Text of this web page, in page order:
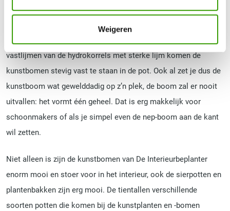
Weigeren
in het echt zijn de bakken van veel minder duur materiaal. Op
een simpele maar geniale manier zet de plantenverkoper de
vastlijmen van de hydrokorrels met sterke lijm komen de
kunstbomen stevig vast te staan in de pot. Ook al zet je dus de
kunstboom wat gewelddadig op z’n plek, de boom zal er nooit
uitvallen: het vormt één geheel. Dat is erg makkelijk voor
schoonmakers of als je simpel even de nep-boom aan de kant
wil zetten.
Niet alleen is zijn de kunstbomen van De Interieurbeplanter
enorm mooi en stoer voor in het interieur, ook de sierpotten en
plantenbakken zijn erg mooi. De tientallen verschillende
soorten potten die komen bij de kunstplanten en -bomen